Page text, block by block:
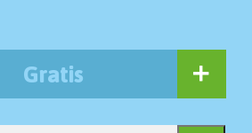
Gratis